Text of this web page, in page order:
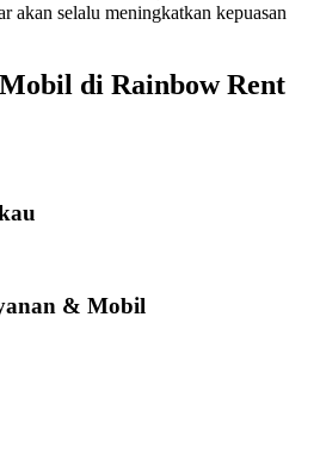
akan selalu meningkatkan kepuasan
di Rainbow Rent
& Mobil